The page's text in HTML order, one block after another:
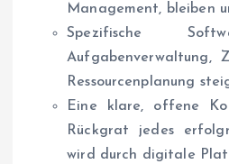
Management, bleiben
Spezifische
Aufgabenverwaltung,
Ressourcenplanung
Eine klare, offene
Rückgrat jedes
wird durch digitale